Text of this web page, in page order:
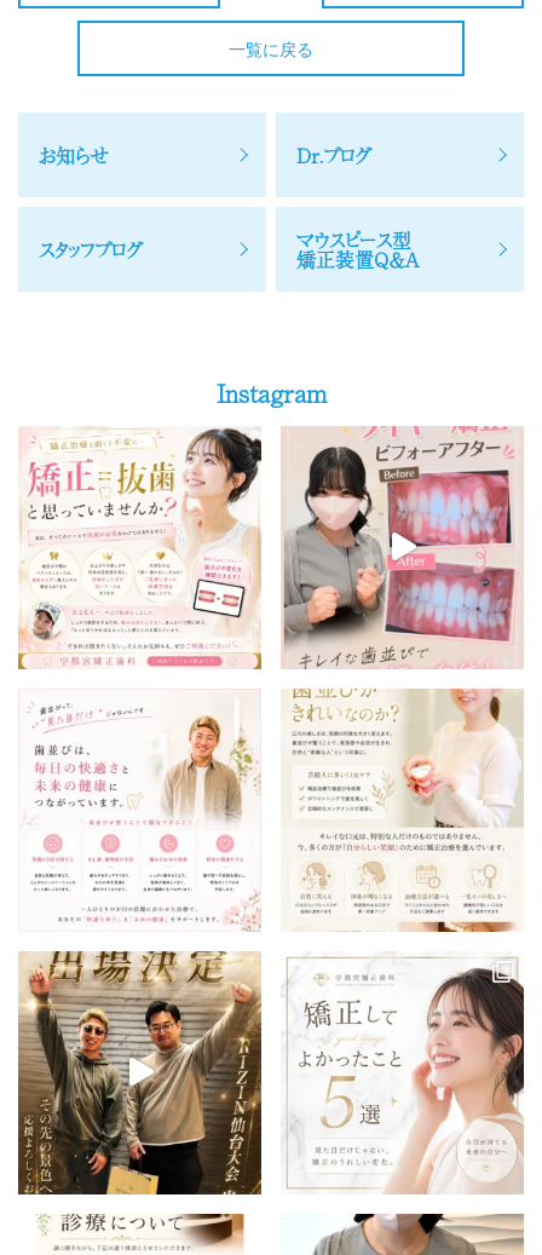
一覧に戻る
お知らせ Dr.ブログ
スタッフブログ マウスピース型
矯正装置Q＆A
Instagram